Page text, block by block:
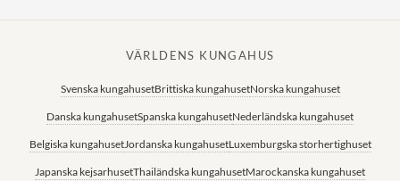
VÄRLDENS KUNGAHUS
Svenska kungahusetBrittiska kungahusetNorska kungahuset
Danska kungahusetSpanska kungahusetNederländska kungahuset
Belgiska kungahusetJordanska kungahusetLuxemburgska storhertighuset
Japanska kejsarhusetThailändska kungahusetMarockanska kungahuset